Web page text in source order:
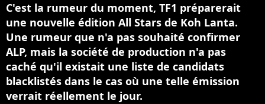
C'est la rumeur du moment, TF1 préparerait
une nouvelle édition All Stars de Koh Lanta.
Une rumeur que n'a pas souhaité confirmer
ALP, mais la société de production n'a pas
caché qu'il existait une liste de candidats
blacklistés dans le cas où une telle émission
verrait réellement le jour.